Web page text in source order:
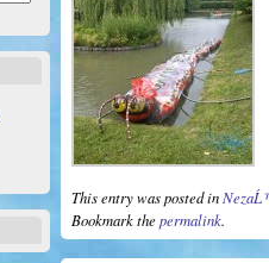
This entry was posted in
Bookmark thepermalink.